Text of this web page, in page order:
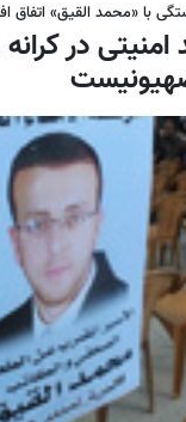
با «محمد القیق» اتفاق
امنیتی در